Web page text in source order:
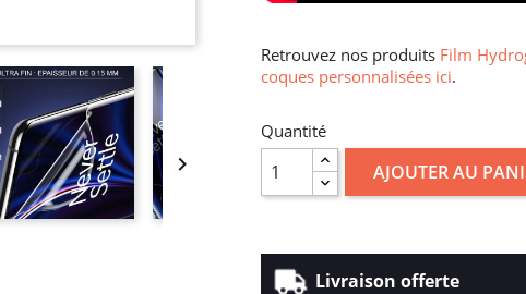

Retrouvez nos produits Film
coques personnalisées ici.
Quantité
AJOUTER AU
Livraison offerte